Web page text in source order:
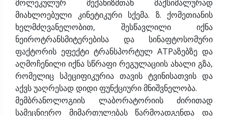
მოლეკულურ მექანიზმთან მაქსიმალურად
მიახლოებული კინეტიკური სქემა. ზ. ქომეთიანის
ხელმძღვანელობით, შესწავლილი იქნა
ნეიროტრანსმიტერებისა და სინაფტოსომური
ფაქტორის ეფექტი ტრანსპორტულ ATPაზებზე და
აღმოჩენილი იქნა სწრაფი რეგულაციის ახალი გზა,
რომელიც სპეციფიკურია თავის ტვინისათვის და
აქვს უაღრესად დიდი ფუნქციური მნიშვნელობა.
მემბრანოლოგიის ლაბორატორიის ძირითად
სამეცნიერო მიმართულებას წარმოადგენდა და